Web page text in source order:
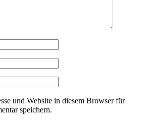
und Website in diesem Browser für
speichern.